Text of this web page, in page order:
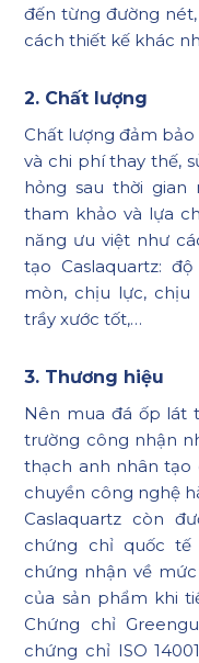
đến từng đường
cách thiết kế khác
2. Chất lượng
Chất lượng đảm
và chi phí thay thế,
hỏng sau thời gian
tham khảo và lựa
năng ưu việt như
tạo Caslaquartz:
mòn, chịu lực, chịu
trầy xước tốt,…
3. Thương hiệu
Nên mua đá ốp lát
trường công nhận
thạch anh nhân tạo
chuyền công nghệ
Caslaquartz còn
chứng chỉ quốc tế
chứng nhận về
của sản phẩm khi
Chứng chỉ
chứng chỉ ISO